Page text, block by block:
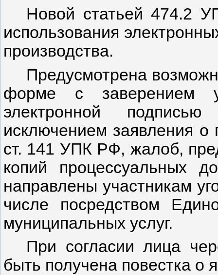
Новой статьей 474.2
использования
производства.
Предусмотрена
форме с заверением
электронной
исключением заявления о
ст. 141 УПК РФ, жалоб,
копий процессуальных
направлены участникам
числе посредством
муниципальных услуг.
При согласии лица
быть получена повестка о